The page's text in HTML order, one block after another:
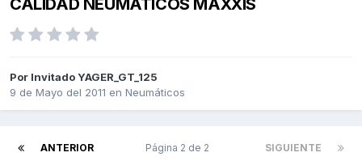
CALIDAD NEUMATICOS MAXXIS
Por Invitado YAGER_GT_125
9 de Mayo del 2011 en Neumáticos
ANTERIOR SIGUIENTE
Página 2 de 2